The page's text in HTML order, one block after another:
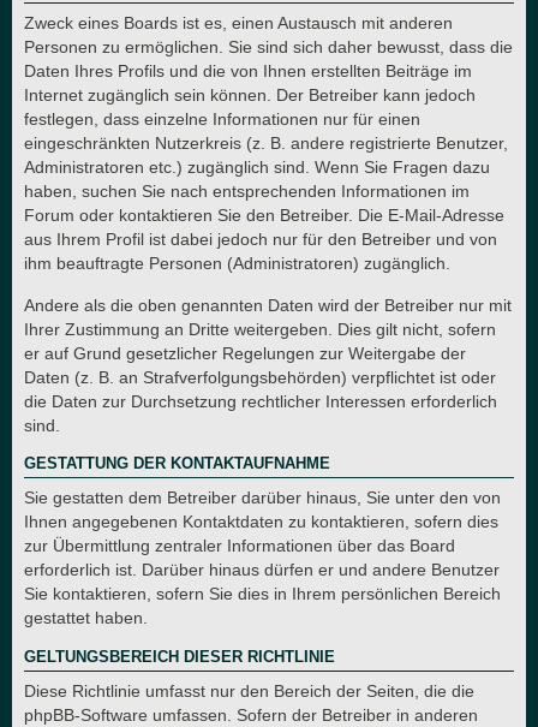
Zweck eines Boards ist es, einen Austausch mit anderen
Personen zu ermöglichen. Sie sind sich daher bewusst, dass die
Daten Ihres Profils und die von Ihnen erstellten Beiträge im
Internet zugänglich sein können. Der Betreiber kann jedoch
festlegen, dass einzelne Informationen nur für einen
eingeschränkten Nutzerkreis (z. B. andere registrierte Benutzer,
Administratoren etc.) zugänglich sind. Wenn Sie Fragen dazu
haben, suchen Sie nach entsprechenden Informationen im
Forum oder kontaktieren Sie den Betreiber. Die E-Mail-Adresse
aus Ihrem Profil ist dabei jedoch nur für den Betreiber und von
ihm beauftragte Personen (Administratoren) zugänglich.
Andere als die oben genannten Daten wird der Betreiber nur mit
Ihrer Zustimmung an Dritte weitergeben. Dies gilt nicht, sofern
er auf Grund gesetzlicher Regelungen zur Weitergabe der
Daten (z. B. an Strafverfolgungsbehörden) verpflichtet ist oder
die Daten zur Durchsetzung rechtlicher Interessen erforderlich
sind.
GESTATTUNG DER KONTAKTAUFNAHME
Sie gestatten dem Betreiber darüber hinaus, Sie unter den von
Ihnen angegebenen Kontaktdaten zu kontaktieren, sofern dies
zur Übermittlung zentraler Informationen über das Board
erforderlich ist. Darüber hinaus dürfen er und andere Benutzer
Sie kontaktieren, sofern Sie dies in Ihrem persönlichen Bereich
gestattet haben.
GELTUNGSBEREICH DIESER RICHTLINIE
Diese Richtlinie umfasst nur den Bereich der Seiten, die die
phpBB-Software umfassen. Sofern der Betreiber in anderen